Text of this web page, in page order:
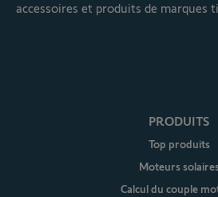
accessoires et produits de marques
PRODUITS
Top produits
Moteurs
Calcul du couple